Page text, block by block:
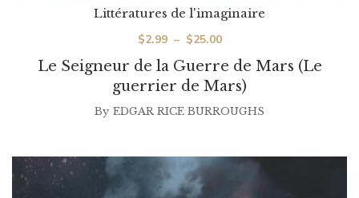
Le Seigneur de la Guerre de Mars (Le
guerrier de Mars)
Littératures de l'imaginaire
$2.99 – $25.00Plage
de
prix :
$2.99
By EDGAR RICE BURROUGHS